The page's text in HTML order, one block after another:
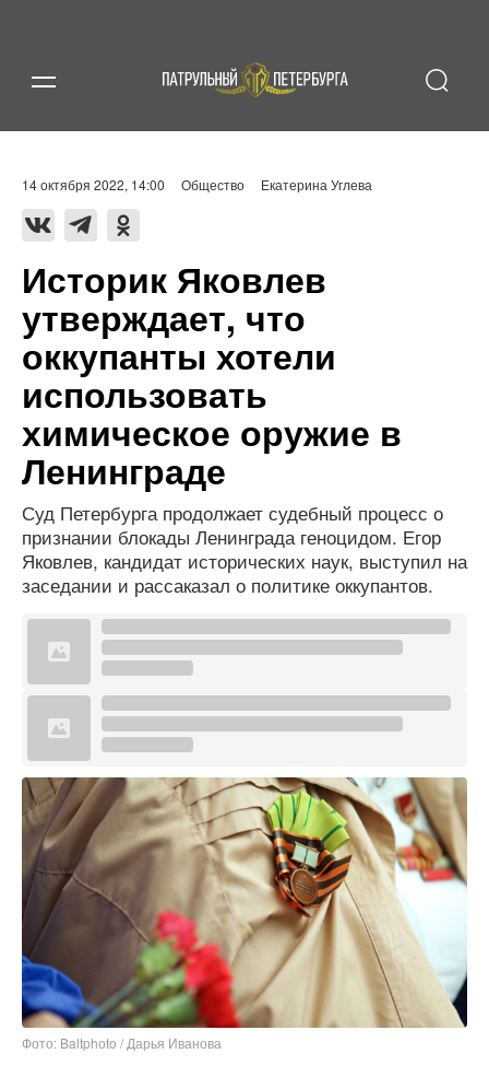
14 октября 2022, 14:00 Общество Екатерина Углева
Историк Яковлев
утверждает, что
оккупанты хотели
использовать
химическое оружие в
Ленинграде
Суд Петербурга продолжает судебный процесс о
признании блокады Ленинграда геноцидом. Егор
Яковлев, кандидат исторических наук, выступил на
заседании и рассаказал о политике оккупантов.
Фото: Baltphоto / Дарья Иванова